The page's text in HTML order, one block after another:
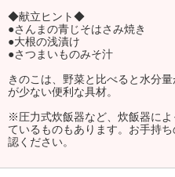
◆献立ヒント◆
●さんまの青じそはさみ焼き
●大根の浅漬け
●さつまいものみそ汁
きのこは、野菜と比べると水分
が少ない便利な具材。
※圧力式炊飯器など、炊飯器に
ているものもあります。お手持
認ください。